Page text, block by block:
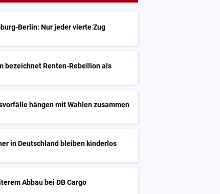
Berlin: Nur jeder vierte Zug
bezeichnet Renten-Rebellion als
hängen mit Wahlen zusammen
in Deutschland bleiben kinderlos
Abbau bei DB Cargo